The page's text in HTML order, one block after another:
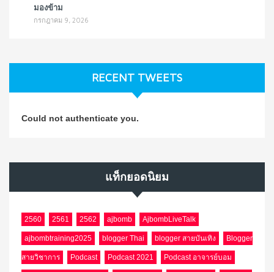
มองข้าม
กรกฎาคม 9, 2026
RECENT TWEETS
Could not authenticate you.
แท็กยอดนิยม
2560 2561 2562 ajbomb AjbombLiveTalk
ajbombtraining2025 blogger Thai blogger สายบันเทิง Blogger
สายวิชาการ Podcast Podcast 2021 Podcast อาจารย์บอม